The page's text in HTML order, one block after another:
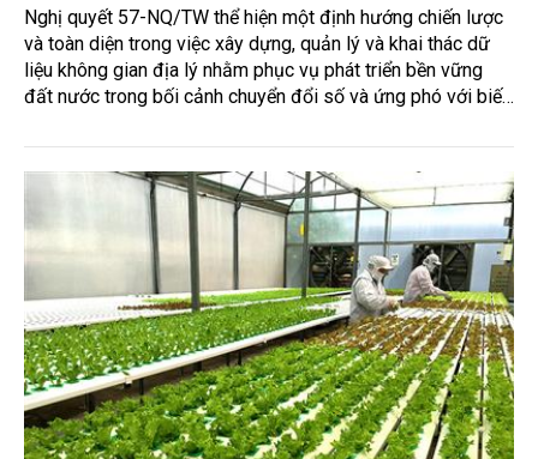
Nghị quyết 57-NQ/TW thể hiện một định hướng chiến lược
và toàn diện trong việc xây dựng, quản lý và khai thác dữ
liệu không gian địa lý nhằm phục vụ phát triển bền vững
đất nước trong bối cảnh chuyển đổi số và ứng phó với biến
được xác định là một nguồn tài nguyên quan trọng, đóng
vai trò nền tảng cho nhiều ngành, lĩnh vực như quy hoạch
phát triển kinh tế - xã hội, quản lý tài nguyên, bảo vệ môi
trường, phòng chống thiên tai, ứng phó với biến đổi khí hậu
và quốc phòng - an ninh.